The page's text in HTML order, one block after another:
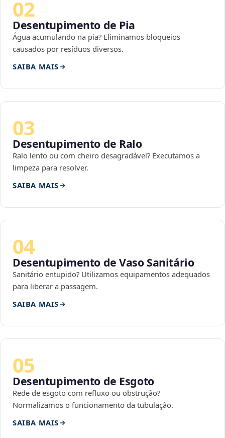
02
Desentupimento de Pia
Água acumulando na pia? Eliminamos bloqueios
causados por resíduos diversos.
SAIBA MAIS
03
Desentupimento de Ralo
Ralo lento ou com cheiro desagradável? Executamos a
limpeza para resolver.
SAIBA MAIS
04
Desentupimento de Vaso Sanitário
Sanitário entupido? Utilizamos equipamentos adequados
para liberar a passagem.
SAIBA MAIS
05
Desentupimento de Esgoto
Rede de esgoto com refluxo ou obstrução?
Normalizamos o funcionamento da tubulação.
SAIBA MAIS